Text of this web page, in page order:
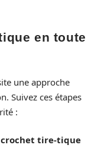
en toute
une approche
Suivez ces étapes
:
crochet tire-tique